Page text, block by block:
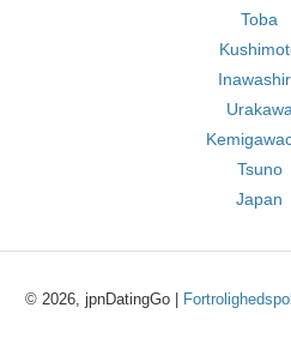
Toba
Urakawa
Tsuno
Japan
© 2026, jpnDatingGo |